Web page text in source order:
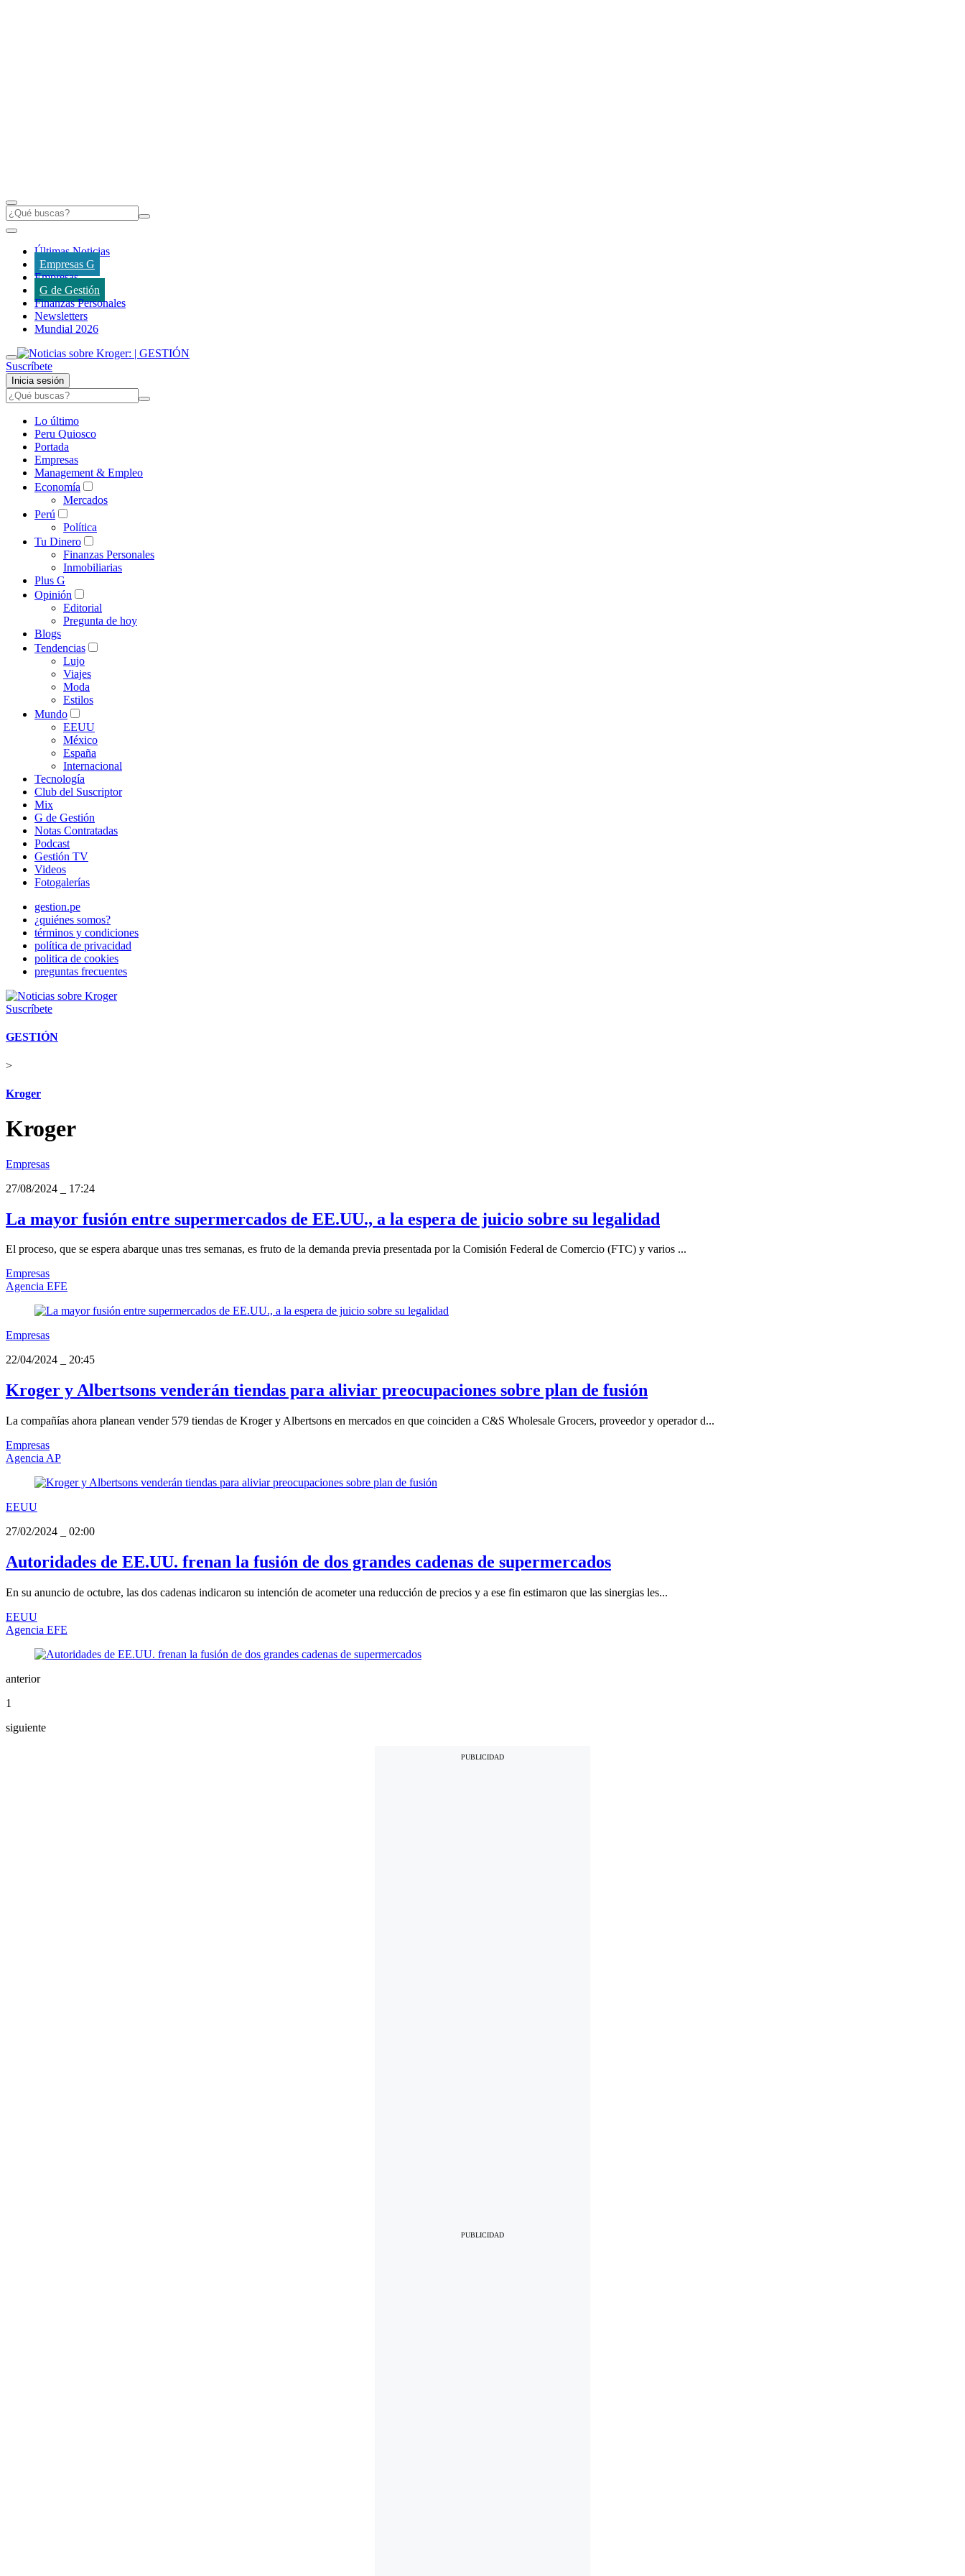
Últimas Noticias
Empresas G
Empresas
G de Gestión
Finanzas Personales
Newsletters
Mundial 2026
Suscríbete
Inicia sesión
Lo último
Peru Quiosco
Portada
Empresas
Management & Empleo
Economía
Mercados
Perú
Política
Tu Dinero
Finanzas Personales
Inmobiliarias
Plus G
Opinión
Editorial
Pregunta de hoy
Blogs
Tendencias
Lujo
Viajes
Moda
Estilos
Mundo
EEUU
México
España
Internacional
Tecnología
Club del Suscriptor
Mix
G de Gestión
Notas Contratadas
Podcast
Gestión TV
Videos
Fotogalerías
gestion.pe
¿quiénes somos?
términos y condiciones
política de privacidad
politica de cookies
preguntas frecuentes
Suscríbete
GESTIÓN
>
Kroger
Kroger
Empresas
27/08/2024
17:24
La mayor fusión entre supermercados de EE.UU., a la espera de juicio sobre su legalidad
El proceso, que se espera abarque unas tres semanas, es fruto de la demanda previa presentada por la Comisión Federal de Comercio (FTC) y varios ...
Empresas
Agencia EFE
Empresas
22/04/2024
20:45
Kroger y Albertsons venderán tiendas para aliviar preocupaciones sobre plan de fusión
La compañías ahora planean vender 579 tiendas de Kroger y Albertsons en mercados en que coinciden a C&S Wholesale Grocers, proveedor y operador d...
Empresas
Agencia AP
EEUU
27/02/2024
02:00
Autoridades de EE.UU. frenan la fusión de dos grandes cadenas de supermercados
En su anuncio de octubre, las dos cadenas indicaron su intención de acometer una reducción de precios y a ese fin estimaron que las sinergias les...
EEUU
Agencia EFE
anterior
1
siguiente